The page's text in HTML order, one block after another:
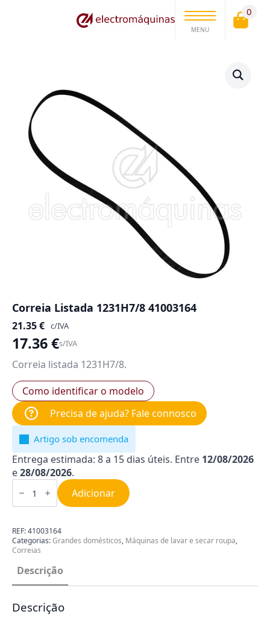
MENU
0
Correia Listada 1231H7/8 41003164
21.35€ c/IVA
17.36€s/IVA
Correia listada 1231H7/8.
Como identificar o modelo
Precisa de ajuda? Fale connosco
Artigo sob encomenda
Entrega estimada: 8 a 15 dias úteis. Entre 12/08/2026
e28/08/2026.
Quantidade
de
Listada
41003164
Adicionar
REF:41003164
Categorias:Grandes domésticos, Máquinas de lavar e secar roupa,
Correias
Descrição
Descrição